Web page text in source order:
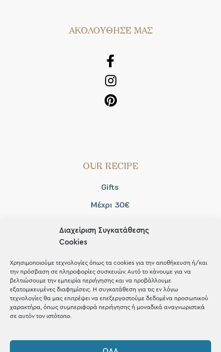
Διαχείριση Συγκατάθεσης
Cookies
Χρησιμοποιούμε τεχνολογίες όπως τα cookies για την αποθήκευση ή/και
την πρόσβαση σε πληροφορίες συσκευών. Αυτό το κάνουμε για να
βελτιώσουμε την εμπειρία περιήγησης και να προβάλλουμε
εξατομικευμένες διαφημίσεις. Η συγκατάθεση για τις εν λόγω
τεχνολογίες θα μας επιτρέψει να επεξεργαστούμε δεδομένα προσωπικού
χαρακτήρα, όπως συμπεριφορά περιήγησης ή μοναδικά αναγνωριστικά
σε αυτόν τον ιστότοπο.
AΚΟΛΟΥΘΗΣΕ ΜΑΣ
OUR RECIPE
Gifts
Μέχρι 30€
Shop the look
ΚΑΤΑΣΤΗΜΑ
2421 217300